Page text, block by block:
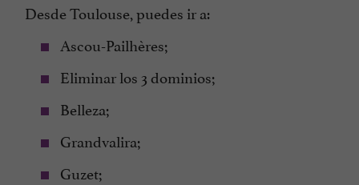
Desde Toulouse, puedes ir a:
Ascou-Pailhères;
Eliminar los 3 dominios;
Belleza;
Grandvalira;
Guzet;